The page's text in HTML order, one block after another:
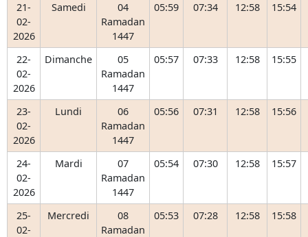
21-
02-
2026
Samedi
04
Ramadan
1447
05:59 07:34 12:58 15:54
22-
02-
2026
Dimanche
05
Ramadan
1447
05:57 07:33 12:58 15:55
23-
02-
2026
Lundi
06
Ramadan
1447
05:56 07:31 12:58 15:56
24-
02-
2026
Mardi
07
Ramadan
1447
05:54 07:30 12:58 15:57
25-
02-
Mercredi
08
Ramadan
05:53 07:28 12:58 15:58